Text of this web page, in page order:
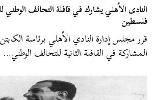
النادى الأهلي يشارك في قافلة التحالف الوطني
فلسطين
قرر مجلس إدارة النادي الأهلي برئاسة
المشاركة في القافلة الثانية للتحالف الوطني…